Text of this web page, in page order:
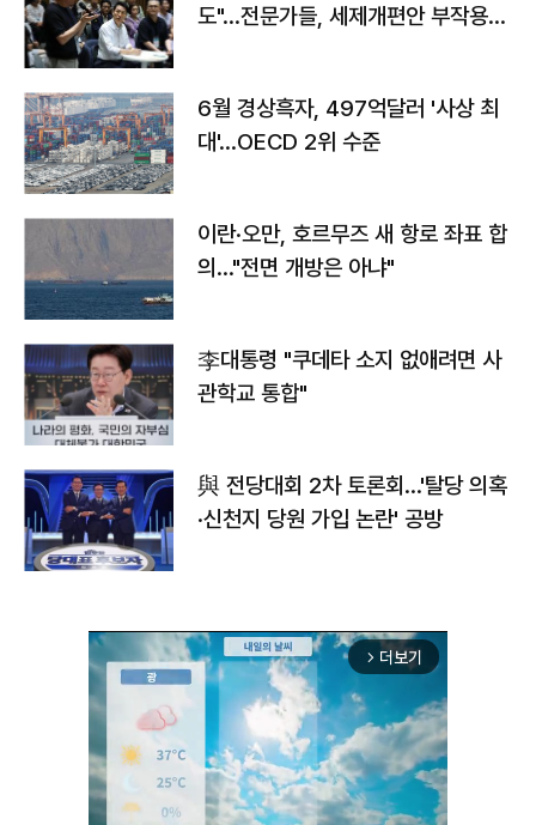
도"…전문가들, 세제개편안 부작용
6월 경상흑자, 497억달러 '사상 최
대'…OECD 2위 수준
이란·오만, 호르무즈 새 항로 좌표 합
의…"전면 개방은 아냐"
李대통령 "쿠데타 소지 없애려면 사
관학교 통합"
與 전당대회 2차 토론회…'탈당 의혹
·신천지 당원 가입 논란' 공방
arrow_forward_ios 더보기